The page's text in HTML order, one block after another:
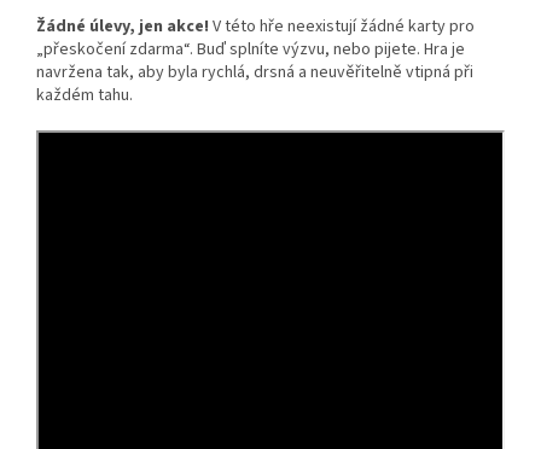
Žádné úlevy, jen akce! V této hře neexistují žádné karty pro
„přeskočení zdarma“. Buď splníte výzvu, nebo pijete. Hra je
navržena tak, aby byla rychlá, drsná a neuvěřitelně vtipná při
každém tahu.